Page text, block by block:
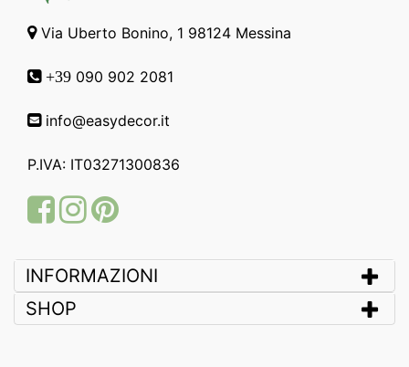
Via Uberto Bonino, 1 98124 Messina
+39 090 902 2081
info@easydecor.it
P.IVA: IT03271300836
FacebookInstagram
Pinterest
INFORMAZIONI
SHOP